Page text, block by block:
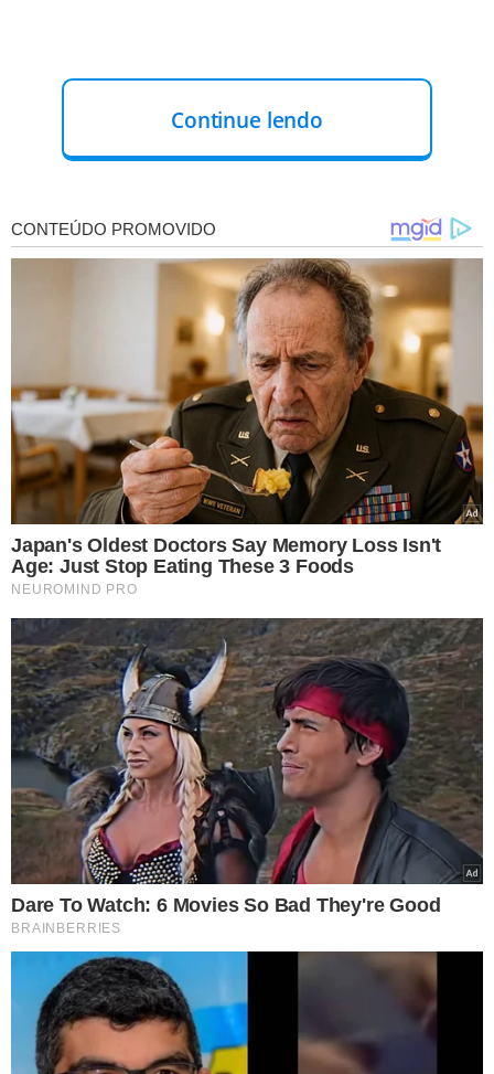
Esta etapa do resultado inclui o desempate de notas para
os cargos de técnico judiciário e agente da Polícia Judicial.
De acordo com a banca, as respostas aos recursos
contra o resultado preliminar devem ser divulgadas na
As provas foram aplicadas em dezembro de 2024, e a
previsão é que as nomeações comecem em julho deste
ano.
Continue lendo